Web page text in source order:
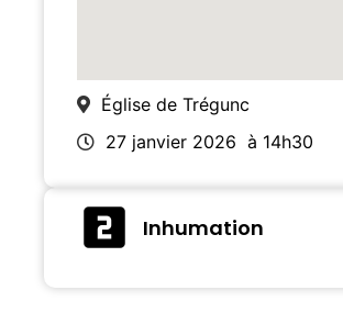
Église de Trégunc
27 janvier 2026 à 14h30
Inhumation